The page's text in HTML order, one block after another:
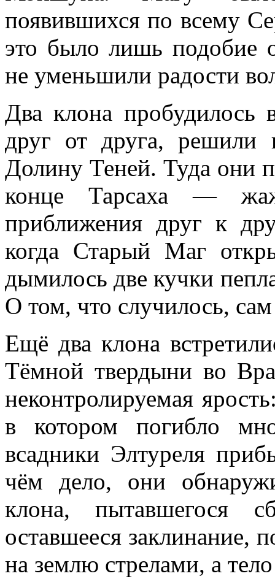
появившихся по всему
это было лишь подобие
не уменьшили радости
Два клона пробудилось
друг от друга, решили
Долину Теней. Туда они
конце Тарсаха —
приближения друг к
когда Старый Маг
дымилось две кучки
О том, что случилось,
Ещё два клона
Тёмной твердыни во
неконтролируемая
в котором погибло
всадники Элтуреля
чём дело, они
клона, пытавшегося
оставшееся заклинание,
на землю стрелами, а